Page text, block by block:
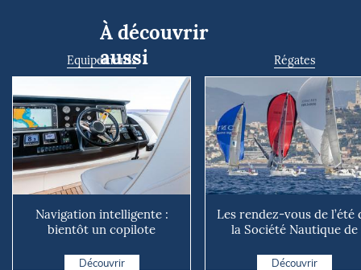
À découvrir
aussi
Equipements
Navigation intelligente :
bientôt un copilote
Découvrir
Régates
Les rendez-vous de l’été
la Société Nautique de
Découvrir